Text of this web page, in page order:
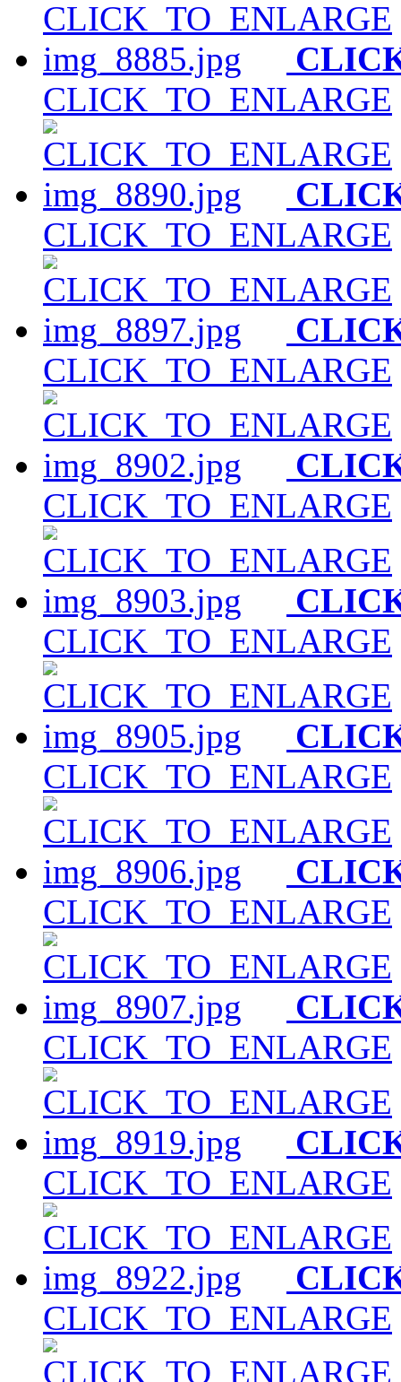
CLICK_TO_ENLARGE
CLICK_TO_ENLARGE
CLICK_TO_ENLARGE
CLICK_TO_ENLARGE
CLICK_TO_ENLARGE
CLICK_TO_ENLARGE
CLICK_TO_ENLARGE
CLICK_TO_ENLARGE
CLICK_TO_ENLARGE
CLICK_TO_ENLARGE